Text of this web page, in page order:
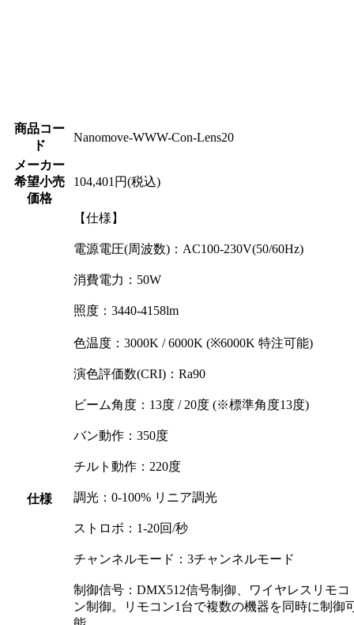
商品コー
ド
Nanomove-WWW-Con-Lens20
メーカー
希望小売
価格
104,401円(税込)
仕様
【仕様】
電源電圧(周波数)：AC100-230V(50/60Hz)
消費電力：50W
照度：3440-4158lm
色温度：3000K / 6000K (※6000K 特注可能)
演色評価数(CRI)：Ra90
ビーム角度：13度 / 20度 (※標準角度13度)
バン動作：350度
チルト動作：220度
調光：0-100% リニア調光
ストロボ：1-20回/秒
チャンネルモード：3チャンネルモード
制御信号：DMX512信号制御、ワイヤレスリモコ
ン制御。リモコン1台で複数の機器を同時に制御